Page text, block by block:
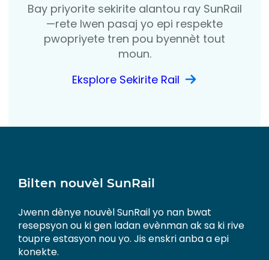
Bay priyorite sekirite alantou ray SunRail
—rete lwen pasaj yo epi respekte
pwopriyete tren pou byennèt tout
moun.
Eksplore Sekirite Rail
Bilten nouvèl SunRail
Jwenn dènye nouvèl SunRail yo nan bwat
resepsyon ou ki gen ladan evènman ak sa ki rive
toupre estasyon nou yo. Jis enskri anba a epi
konekte.